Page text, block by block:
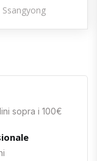
Ssangyong
sopra i 100€